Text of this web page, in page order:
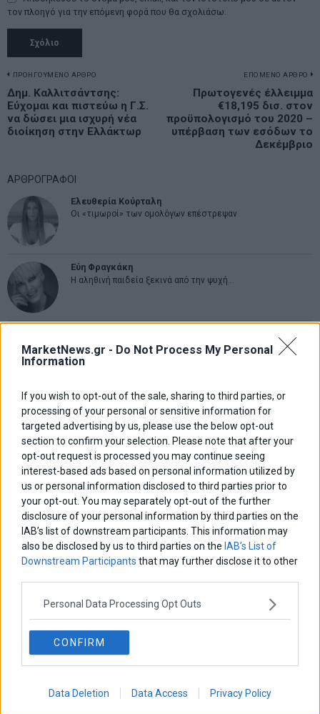
MarketNews.gr - Do Not Process My Personal
Information
If you wish to opt-out of the sale, sharing to third parties, or
processing of your personal or sensitive information for
targeted advertising by us, please use the below opt-out
section to confirm your selection. Please note that after your
opt-out request is processed you may continue seeing
interest-based ads based on personal information utilized by
us or personal information disclosed to third parties prior to
your opt-out. You may separately opt-out of the further
disclosure of your personal information by third parties on the
IAB’s list of downstream participants. This information may
also be disclosed by us to third parties on the IAB’s List of
Downstream Participants that may further disclose it to other
Personal Data Processing Opt Outs
CONFIRM
Data Deletion Data Access Privacy Policy
τον πλοηγό για την επόμενη φορά που θα σχολιάσω.
Πλοήγηση
άρθρων
ΠΡΟΗΓΟΥΜΕΝΟ ΑΡΘΡΟ
Previous
post:
Δημ. Καλλιτσάντσης:
Εύχομαι και πιστεύω η Γ.Σ.
να δώσει μια ισχυρή νέα
διοίκηση στην Ελλάκτωρ
ΕΠΟΜΕΝΟ ΑΡΘΡΟ
Πρωτογενές έλλειμμα
€18,195 δισ. στον
προϋπολογισμό του 2020 –
υπέρβαση των εσόδων το
Δεκέμβριο
ΑΡΘΡΟΓΡΑΦΟΙ
Ελευθερία Κούρταλη
Οι «τιμωροί» των ομολόγων επέστρεψαν
Εύη Φραγκάκη
Η αληθινή παιδεία ξεκινά από την ψυχή…
Η βία κατά των ζώων δεν αντέχει βολικές ερμηνείες
Δημήτρης Καμπουράκης
Από την αποθέωση στην καταγγελία: Η Ελλάδα πάντα
ψάχνει τον επόμενο Μεσσία
Νικόλαος Φουρτζής
MIT Sloan: Οι AI-driven επιχειρήσεις διαμορφώνουν το νέο
μοντέλο επιχειρηματικότητας
Θανάσης Κρητικός
Στις 11/12 το πρώτο ευρωπαϊκό ντέρμπι «αιωνίων»
marketnews
Χρηματιστηριο Αθηνων αεπ
επικαιροτητα επιχειρησεις
ευρωπαικα